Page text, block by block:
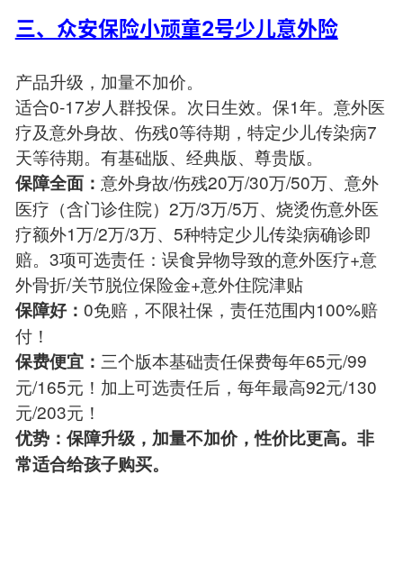
三、众安保险小顽童2号少儿意外险
产品升级，加量不加价。
适合0-17岁人群投保。次日生效。保1年。意外医
疗及意外身故、伤残0等待期，特定少儿传染病7
天等待期。有基础版、经典版、尊贵版。
保障全面： 意外身故/伤残20万/30万/50万、意外
医疗（含门诊住院）2万/3万/5万、烧烫伤意外医
疗额外1万/2万/3万、5种特定少儿传染病确诊即
赔。3项可选责任：误食异物导致的意外医疗+意
外骨折/关节脱位保险金+意外住院津贴
保障好： 0免赔，不限社保，责任范围内100%赔
付！
保费便宜： 三个版本基础责任保费每年65元/99
元/165元！加上可选责任后，每年最高92元/130
元/203元！
优势：保障升级，加量不加价，性价比更高。非
常适合给孩子购买。